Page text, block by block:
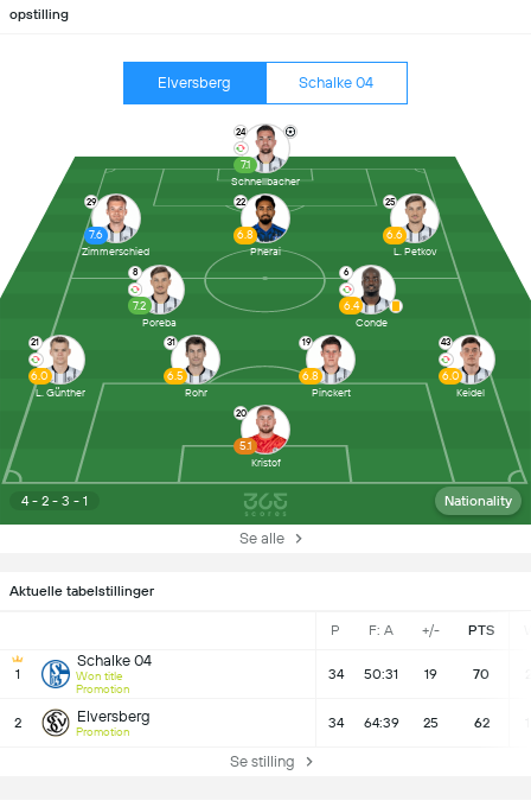
Aktuelle tabelstillinger
P F: A +/- PTS
1
Schalke 04
Won title
Promotion
34 50:31 19 70
2 Elversberg
Promotion
34 64:39 25 62
Se stilling
opstilling
Elversberg Schalke 04
4 - 2 - 3 - 1 Nationality
20
5.1
Kristof
21
6.0
L. Günther
31
6.5
Rohr
19
6.8
Pinckert
43
6.0
Keidel
8
7.2
Poreba
6
6.4
Conde
29
7.6
Zimmerschied
22
6.8
Pherai
25
6.6
L. Petkov
24
7.1
Schnellbacher
Se alle